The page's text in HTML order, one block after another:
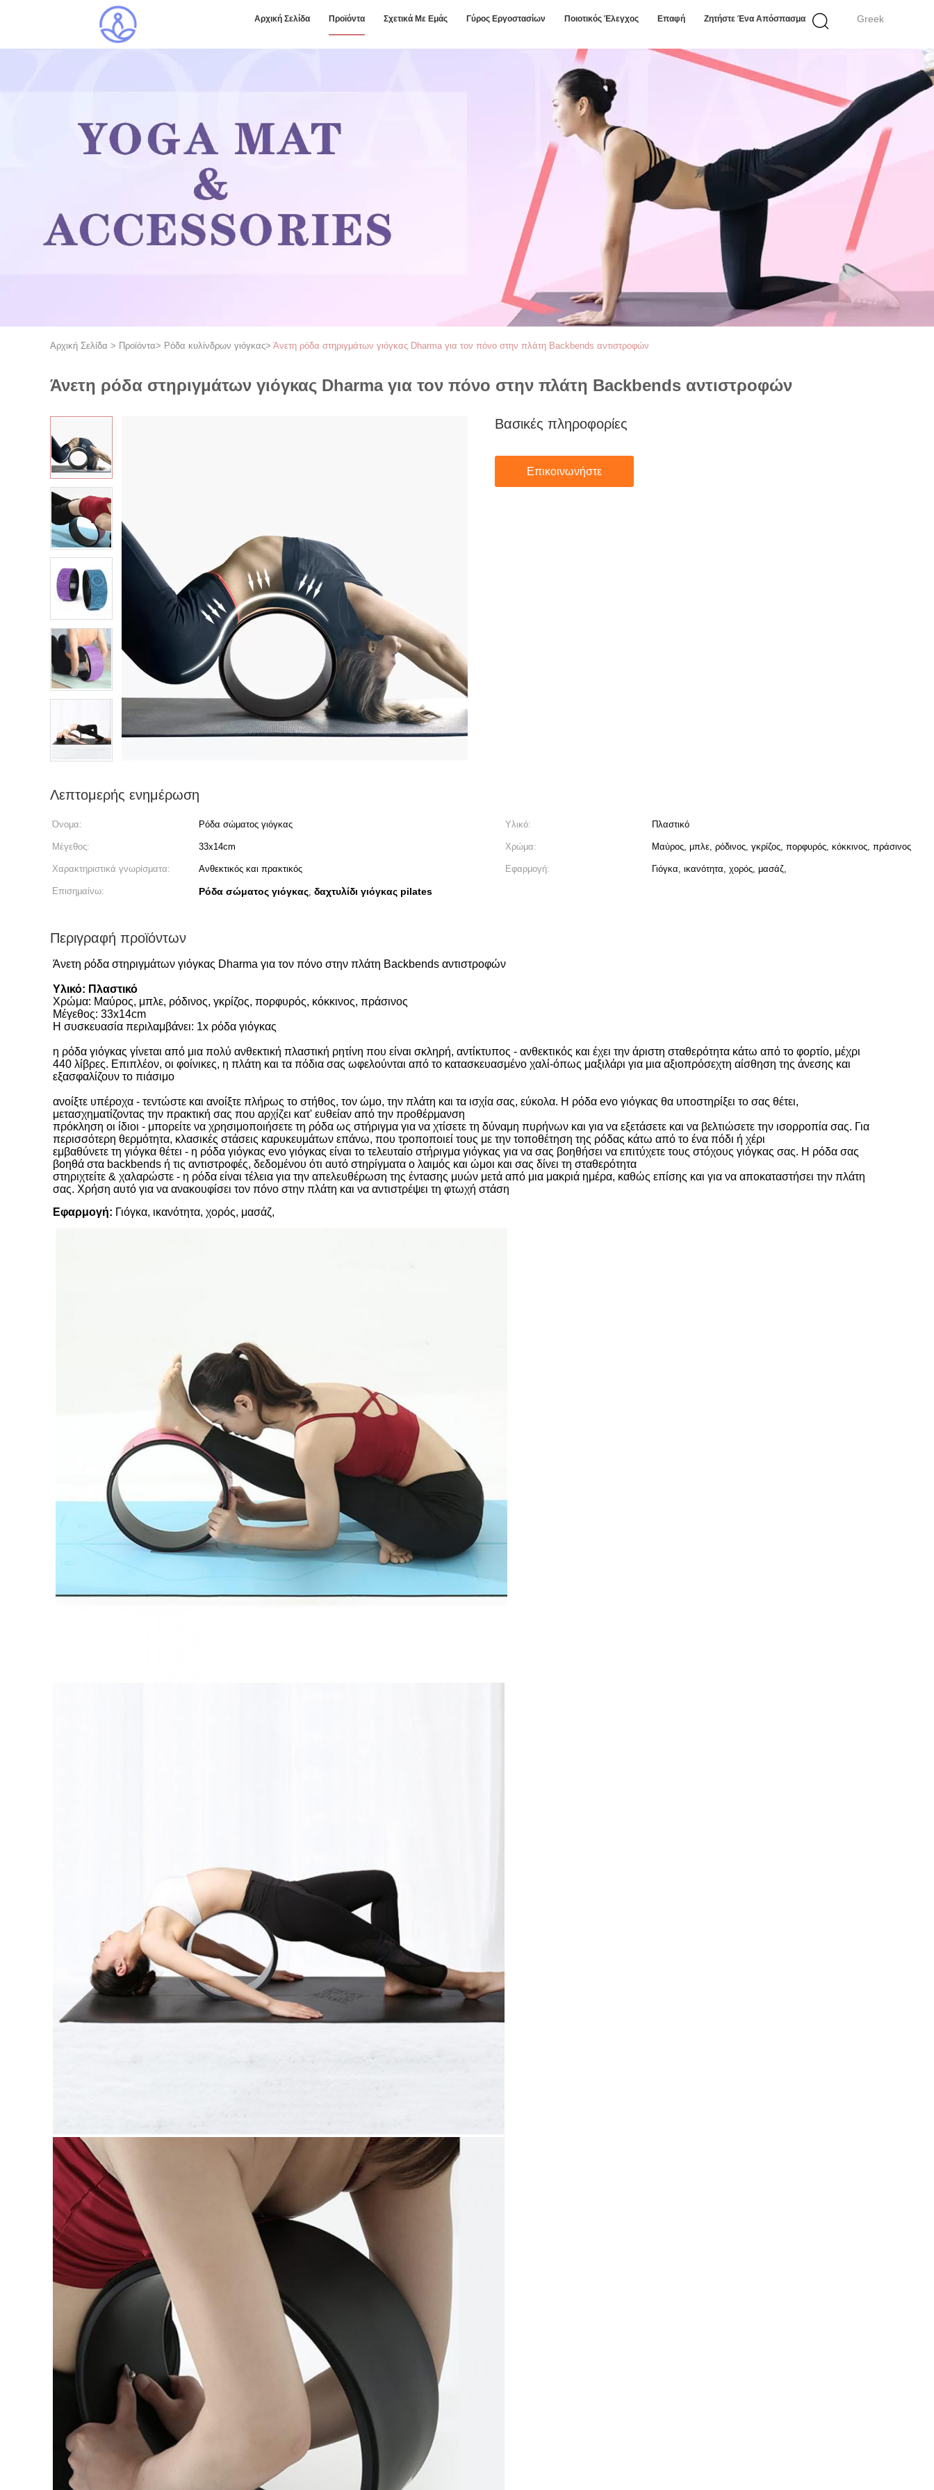
Greek
Αρχική Σελίδα Προϊόντα Σχετικά Με Εμάς Γύρος Εργοστασίων Ποιοτικός Έλεγχος Επαφή Ζητήστε Ένα Απόσπασμα
Αρχική Σελίδα > Προϊόντα> Ρόδα κυλίνδρων γιόγκας> Άνετη ρόδα στηριγμάτων γιόγκας Dharma για τον πόνο στην πλάτη Backbends αντιστροφών
Άνετη ρόδα στηριγμάτων γιόγκας Dharma για τον πόνο στην πλάτη Backbends αντιστροφών
Βασικές πληροφορίες
Επικοινωνήστε
Λεπτομερής ενημέρωση
Όνομα: Ρόδα σώματος γιόγκας Υλικό: Πλαστικό
Μέγεθος: 33x14cm Χρώμα: Μαύρος, μπλε, ρόδινος, γκρίζος, πορφυρός, κόκκινος, πράσινος
Χαρακτηριστικά γνωρίσματα: Ανθεκτικός και πρακτικός Εφαρμογή: Γιόγκα, ικανότητα, χορός, μασάζ,
Επισημαίνω: Ρόδα σώματος γιόγκας, δαχτυλίδι γιόγκας pilates
Περιγραφή προϊόντων
Άνετη ρόδα στηριγμάτων γιόγκας Dharma για τον πόνο στην πλάτη Backbends αντιστροφών
Υλικό: Πλαστικό
Χρώμα: Μαύρος, μπλε, ρόδινος, γκρίζος, πορφυρός, κόκκινος, πράσινος
Μέγεθος: 33x14cm
Η συσκευασία περιλαμβάνει: 1x ρόδα γιόγκας
η ρόδα γιόγκας γίνεται από μια πολύ ανθεκτική πλαστική ρητίνη που είναι σκληρή, αντίκτυπος - ανθεκτικός και έχει την άριστη σταθερότητα κάτω από το φορτίο, μέχρι
440 λίβρες. Επιπλέον, οι φοίνικες, η πλάτη και τα πόδια σας ωφελούνται από το κατασκευασμένο χαλί-όπως μαξιλάρι για μια αξιοπρόσεχτη αίσθηση της άνεσης και
εξασφαλίζουν το πιάσιμο
ανοίξτε υπέροχα - τεντώστε και ανοίξτε πλήρως το στήθος, τον ώμο, την πλάτη και τα ισχία σας, εύκολα. Η ρόδα evo γιόγκας θα υποστηρίξει το σας θέτει,
μετασχηματίζοντας την πρακτική σας που αρχίζει κατ' ευθείαν από την προθέρμανση
πρόκληση οι ίδιοι - μπορείτε να χρησιμοποιήσετε τη ρόδα ως στήριγμα για να χτίσετε τη δύναμη πυρήνων και για να εξετάσετε και να βελτιώσετε την ισορροπία σας. Για
περισσότερη θερμότητα, κλασικές στάσεις καρυκευμάτων επάνω, που τροποποιεί τους με την τοποθέτηση της ρόδας κάτω από το ένα πόδι ή χέρι
εμβαθύνετε τη γιόγκα θέτει - η ρόδα γιόγκας evo γιόγκας είναι το τελευταίο στήριγμα γιόγκας για να σας βοηθήσει να επιτύχετε τους στόχους γιόγκας σας. Η ρόδα σας
βοηθά στα backbends ή τις αντιστροφές, δεδομένου ότι αυτό στηρίγματα ο λαιμός και ώμοι και σας δίνει τη σταθερότητα
στηριχτείτε & χαλαρώστε - η ρόδα είναι τέλεια για την απελευθέρωση της έντασης μυών μετά από μια μακριά ημέρα, καθώς επίσης και για να αποκαταστήσει την πλάτη
σας. Χρήση αυτό για να ανακουφίσει τον πόνο στην πλάτη και να αντιστρέψει τη φτωχή στάση
Εφαρμογή: Γιόγκα, ικανότητα, χορός, μασάζ,